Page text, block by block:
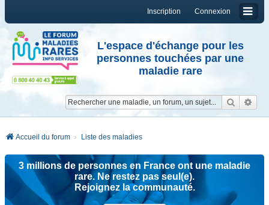
Connexion
Inscription
L'espace d'échange pour les
personnes touchées par une
maladie rare
Accueil du forum Liste des maladies
3 millions de personnes en France ont une maladie
rare. Ne restez pas seul(e).
Rejoignez la communauté.